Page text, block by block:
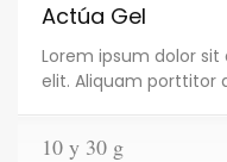
Actúa Gel
Lorem ipsum dolor
elit. Aliquam porttitor
10 y 30 g